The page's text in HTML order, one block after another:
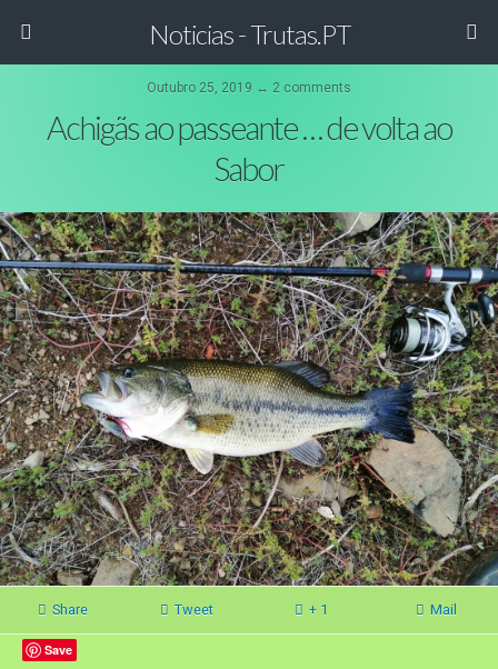
Noticias - Trutas.PT
Outubro 25, 2019 ↔ 2 comments
Achigãs ao passeante … de volta ao
Sabor
Share Tweet + 1 Mail
Save